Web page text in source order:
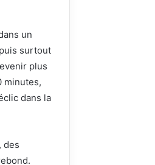
un
surtout
plus
minutes,
dans la
des